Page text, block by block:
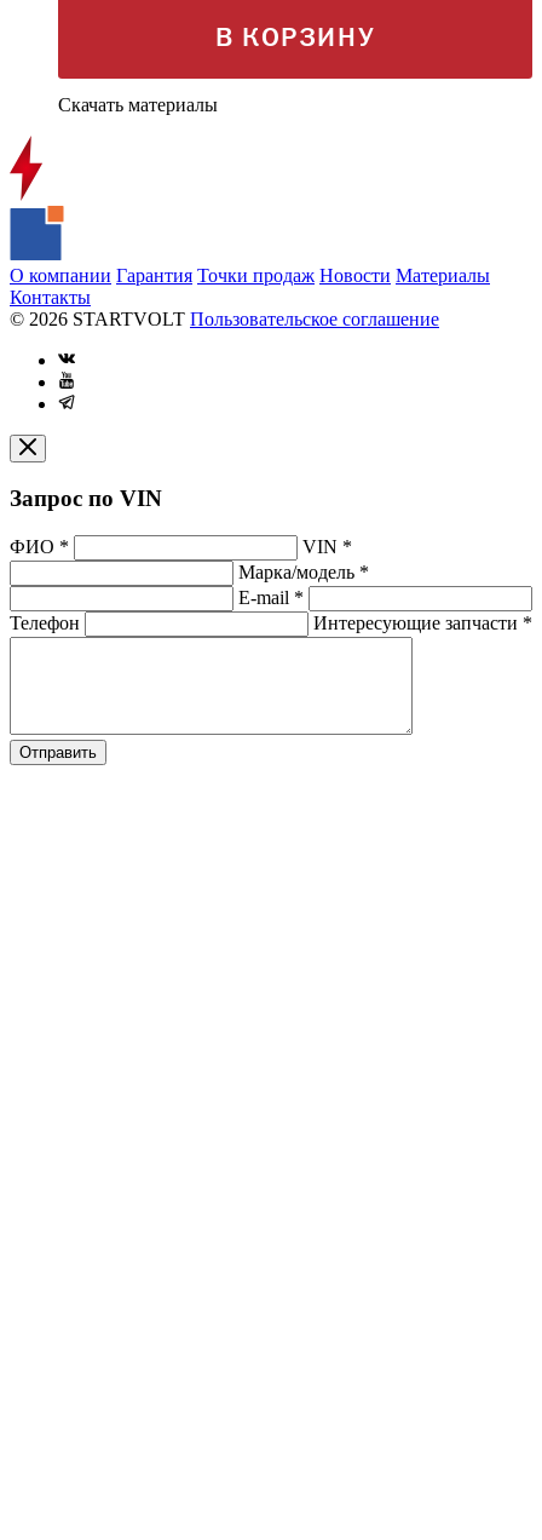
В КОРЗИНУ
Скачать материалы
О компании Гарантия Точки продаж Новости Материалы
Контакты
© 2026 STARTVOLT Пользовательское соглашение
Запрос по VIN
ФИО * VIN *
Марка/модель *
E-mail *
Телефон
Интересующие запчасти *